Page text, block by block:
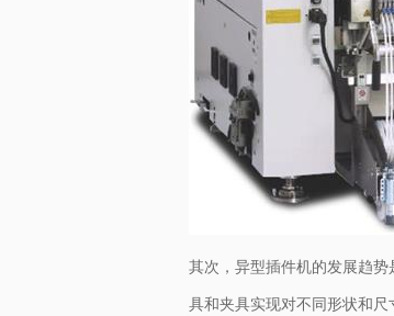
其次，异型插件机的发展趋
具和夹具实现对不同形状和